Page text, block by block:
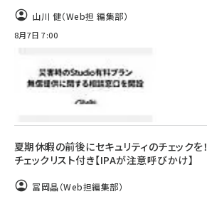
山川 健（Web担 編集部）
8月7日 7:00
夏期休暇の前後にセキュリティのチェックを！
チェックリスト付き【IPAが注意呼びかけ】
冨岡晶（Web担編集部）